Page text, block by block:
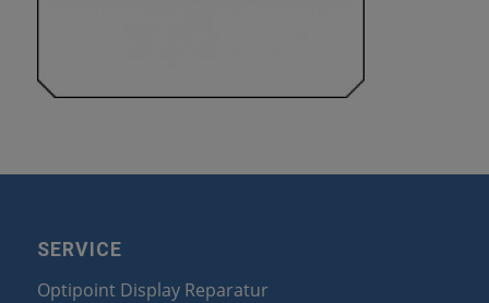
SERVICE
Optipoint Display Reparatur